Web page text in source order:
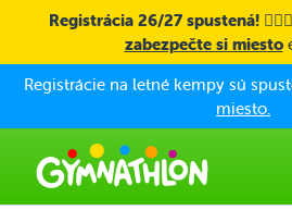
Skip to main content
Registrácia 26/27 spustená! 🤸🏼‍♀️
zabezpečte si miesto
Registrácie na letné kempy sú
miesto.